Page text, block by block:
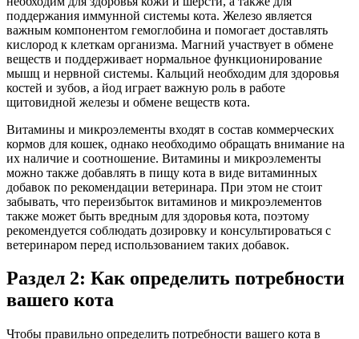
поддержания иммунной системы кота. Железо является
важным компонентом гемоглобина и помогает доставлять
кислород к клеткам организма. Магний участвует в обмене
веществ и поддерживает нормальное функционирование
мышц и нервной системы. Кальций необходим для здоровья
костей и зубов, а йод играет важную роль в работе
щитовидной железы и обмене веществ кота.
Витамины и микроэлементы входят в состав коммерческих
кормов для кошек, однако необходимо обращать внимание на
их наличие и соотношение. Витамины и микроэлементы
можно также добавлять в пищу кота в виде витаминных
добавок по рекомендации ветеринара. При этом не стоит
забывать, что переизбыток витаминов и микроэлементов
также может быть вредным для здоровья кота, поэтому
рекомендуется соблюдать дозировку и консультироваться с
ветеринаром перед использованием таких добавок.
Раздел 2: Как определить потребности
вашего кота
Чтобы правильно определить потребности вашего кота в